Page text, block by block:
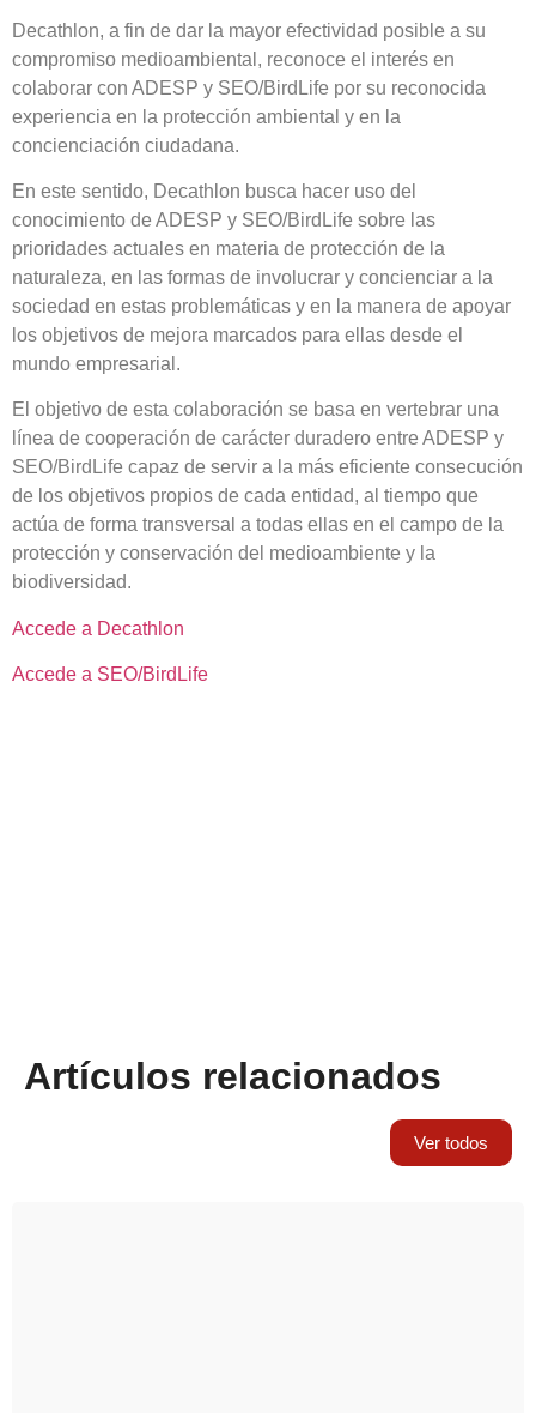
Decathlon, a fin de dar la mayor efectividad posible a su
compromiso medioambiental, reconoce el interés en
colaborar con ADESP y SEO/BirdLife por su reconocida
experiencia en la protección ambiental y en la
concienciación ciudadana.
En este sentido, Decathlon busca hacer uso del
conocimiento de ADESP y SEO/BirdLife sobre las
prioridades actuales en materia de protección de la
naturaleza, en las formas de involucrar y concienciar a la
sociedad en estas problemáticas y en la manera de apoyar
los objetivos de mejora marcados para ellas desde el
mundo empresarial.
El objetivo de esta colaboración se basa en vertebrar una
línea de cooperación de carácter duradero entre ADESP y
SEO/BirdLife capaz de servir a la más eficiente consecución
de los objetivos propios de cada entidad, al tiempo que
actúa de forma transversal a todas ellas en el campo de la
protección y conservación del medioambiente y la
biodiversidad.
Accede a Decathlon
Accede a SEO/BirdLife
Artículos relacionados
Ver todos